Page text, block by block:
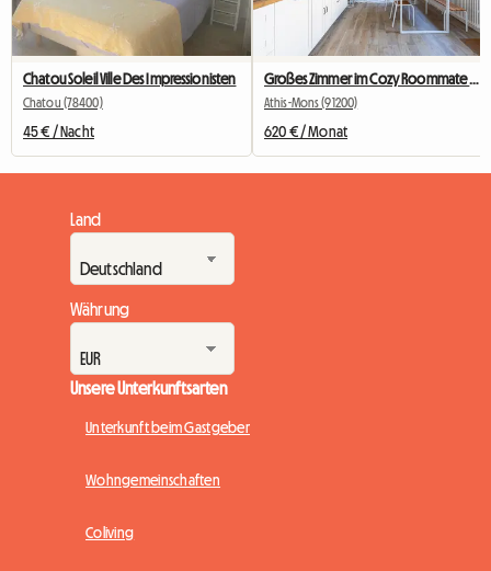
Chatou Soleil Ville Des Impressionisten
Chatou (78400)
45 € / Nacht
Athis-Mons (91200)
620 € / Monat
Land
Währung
Unsere Unterkunftsarten
Unterkunft beim Gastgeber
Wohngemeinschaften
Coliving